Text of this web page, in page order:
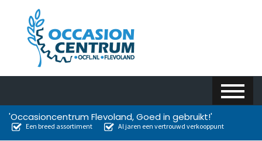
'Occasioncentrum Flevoland, Goed in gebruikt!'
Een breed assortiment Al jaren een vertrouwd verkooppunt